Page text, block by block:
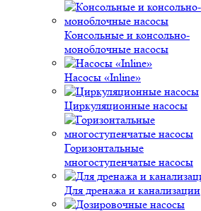
Консольные и консольно-
моноблочные насосы
Насосы «Inline»
Циркуляционные насосы
Горизонтальные
многоступенчатые насосы
Для дренажа и канализации